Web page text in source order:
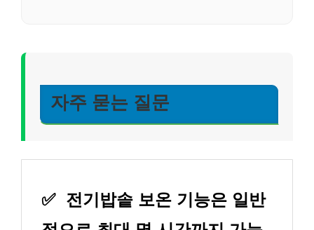
자주 묻는 질문
✅ 전기밥솥 보온 기능은 일반